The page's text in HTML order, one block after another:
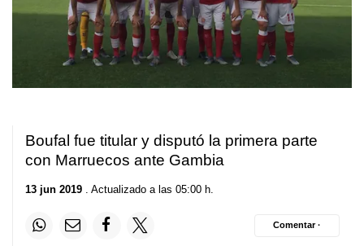
Boufal fue titular y disputó la primera parte
con Marruecos ante Gambia
13 jun 2019 . Actualizado a las 05:00 h.
Comentar ·